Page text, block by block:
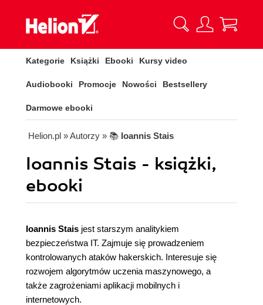
Kategorie Książki Ebooki Kursy video
Audiobooki Promocje Nowości Bestsellery
Darmowe ebooki
Helion.pl » Autorzy » 📚 Ioannis Stais
Ioannis Stais - książki,
ebooki
Ioannis Stais jest starszym analitykiem
bezpieczeństwa IT. Zajmuje się prowadzeniem
kontrolowanych ataków hakerskich. Interesuje się
rozwojem algorytmów uczenia maszynowego, a
także zagrożeniami aplikacji mobilnych i
internetowych.